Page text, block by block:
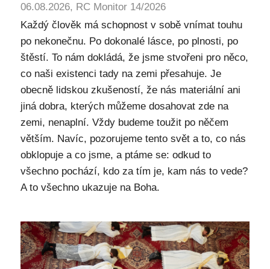
06.08.2026, RC Monitor 14/2026
Každý člověk má schopnost v sobě vnímat touhu
po nekonečnu. Po dokonalé lásce, po plnosti, po
štěstí. To nám dokládá, že jsme stvořeni pro něco,
co naši existenci tady na zemi přesahuje. Je
obecně lidskou zkušeností, že nás materiální ani
jiná dobra, kterých můžeme dosahovat zde na
zemi, nenaplní. Vždy budeme toužit po něčem
větším. Navíc, pozorujeme tento svět a to, co nás
obklopuje a co jsme, a ptáme se: odkud to
všechno pochází, kdo za tím je, kam nás to vede?
A to všechno ukazuje na Boha.